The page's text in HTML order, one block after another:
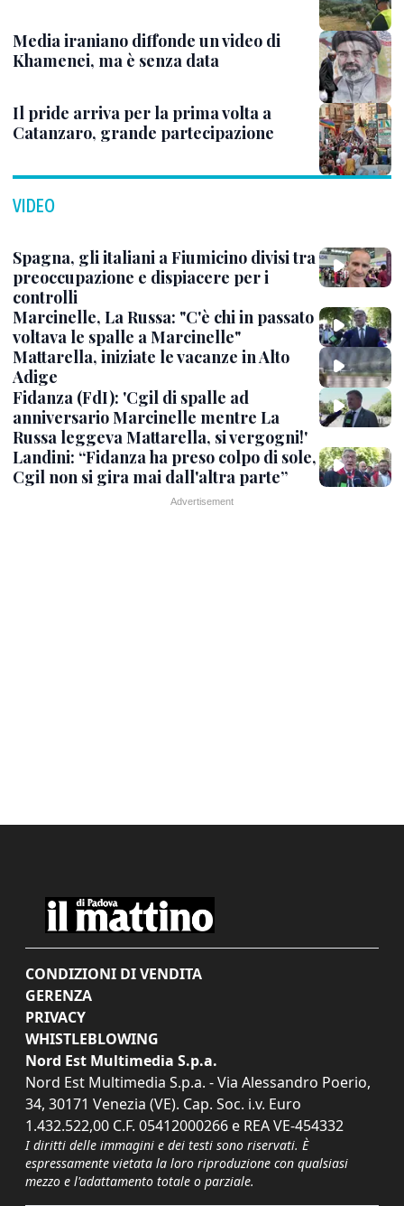
Media iraniano diffonde un video di
Khamenei, ma è senza data
Il pride arriva per la prima volta a
Catanzaro, grande partecipazione
VIDEO
Spagna, gli italiani a Fiumicino divisi tra
preoccupazione e dispiacere per i
controlli
Marcinelle, La Russa: "C'è chi in passato
voltava le spalle a Marcinelle"
Mattarella, iniziate le vacanze in Alto
Adige
Fidanza (FdI): 'Cgil di spalle ad
anniversario Marcinelle mentre La
Russa leggeva Mattarella, si vergogni!'
Landini: “Fidanza ha preso colpo di sole,
Cgil non si gira mai dall'altra parte”
CONDIZIONI DI VENDITA
GERENZA
PRIVACY
WHISTLEBLOWING
Nord Est Multimedia S.p.a.
Nord Est Multimedia S.p.a. - Via Alessandro Poerio,
34, 30171 Venezia (VE). Cap. Soc. i.v. Euro
1.432.522,00 C.F. 05412000266 e REA VE-454332
I diritti delle immagini e dei testi sono riservati. È
espressamente vietata la loro riproduzione con qualsiasi
mezzo e l'adattamento totale o parziale.